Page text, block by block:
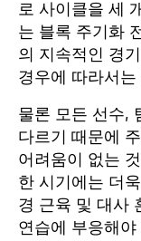
로 사이클을 세
는 블록 주기화
의 지속적인 경
경우에 따라서
물론 모든 선수,
다르기 때문에
어려움이 없는
한 시기에는 더
경 근육 및 대사
연습에 부응해